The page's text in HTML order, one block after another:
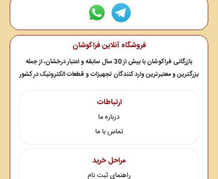
فروشگاه آنلاین فراکوشان
بازرگانی فراکوشان با بیش از 30 سال سابقه و اعتبار درخشان، از جمله
بزرگترین و معتبرترین وارد کنندگان تجهیزات و قطعات الکترونیک در کشور
ارتباطات
درباره ما
تماس با ما
مراحل خرید
راهنمای ثبت نام